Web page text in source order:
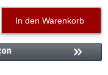
In den Warenkorb